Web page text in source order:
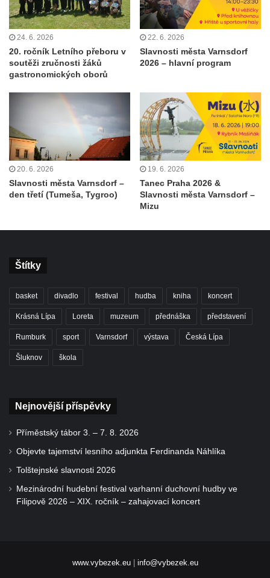
24. 6. 2026
20. ročník Letního přeboru v
soutěži zručnosti žáků
gastronomických oborů
22. 6. 2026
Slavnosti města Varnsdorf
2026 – hlavní program
20. 6. 2026
Slavnosti města Varnsdorf –
den třetí (Tumeša, Tygroo)
19. 6. 2026
Tanec Praha 2026 &
Slavnosti města Varnsdorf –
Mizu
Štítky
basket divadlo festival hudba kniha koncert
Krásná Lípa Loreta muzeum přednáška představení
Rumburk sport Varnsdorf výstava Česká Lípa
Šluknov škola
Nejnovější příspěvky
Příměstský tábor 3. – 7. 8. 2026
Objevte tajemství lesního adjunkta Ferdinanda Náhlíka
Tolštejnské slavnosti 2026
Mezinárodní hudební festival varhanní duchovní hudby ve
Filipově 2026 – XIX. ročník – zahajovací koncert
www.vybezek.eu| info@vybezek.eu